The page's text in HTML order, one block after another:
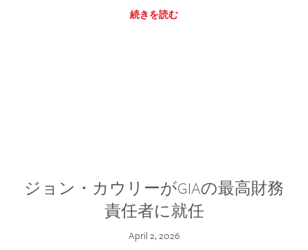
続きを読む
ジョン・カウリーがGIAの最高財務
責任者に就任
April 2, 2026